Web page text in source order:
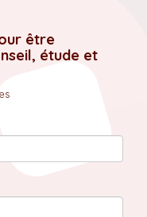
être
étude et